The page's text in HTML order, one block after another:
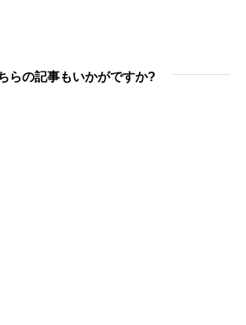
らの記事もいかがですか?